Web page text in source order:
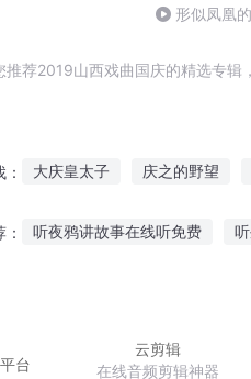
形似凤凰
推荐2019山西戏曲国庆的精选专辑
大庆皇太子 庆之的野望
听夜鸦讲故事在线听免费
台
云剪辑
在线音频剪辑神器